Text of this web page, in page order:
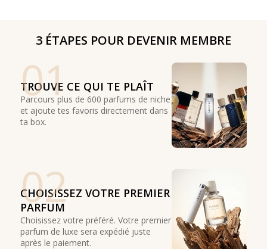
3 ÉTAPES POUR DEVENIR MEMBRE
01
TROUVE CE QUI TE PLAÎT
Parcours plus de 600 parfums de niche
et ajoute tes favoris directement dans
ta box.
02
CHOISISSEZ VOTRE PREMIER
PARFUM
Choisissez votre préféré. Votre premier
parfum de luxe sera expédié juste
après le paiement.